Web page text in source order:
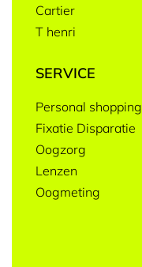
Cartier
T henri
SERVICE
Personal shopping
Fixatie Disparatie
Oogzorg
Lenzen
Oogmeting